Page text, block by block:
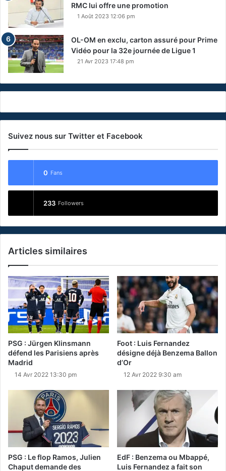
RMC lui offre une promotion
1 Août 2023 12:06 pm
OL-OM en exclu, carton assuré pour Prime
Vidéo pour la 32e journée de Ligue 1
21 Avr 2023 17:48 pm
Suivez nous sur Twitter et Facebook
0 Fans
233 Followers
Articles similaires
PSG : Jürgen Klinsmann
défend les Parisiens après
Madrid
14 Avr 2022 13:30 pm
Foot : Luis Fernandez
désigne déjà Benzema Ballon
d’Or
12 Avr 2022 9:30 am
PSG : Le flop Ramos, Julien
Chaput demande des
EdF : Benzema ou Mbappé,
Luis Fernandez a fait son